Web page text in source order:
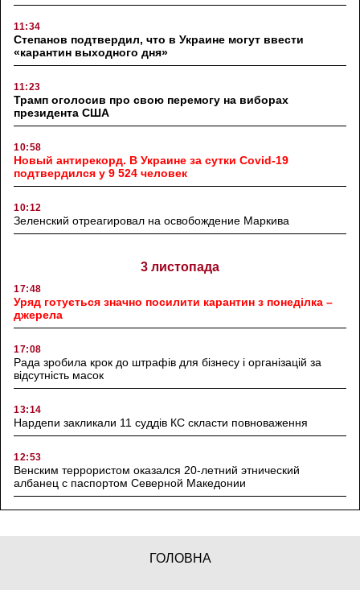
11:34
Степанов подтвердил, что в Украине могут ввести
«карантин выходного дня»
11:23
Трамп оголосив про свою перемогу на виборах
президента США
10:58
Новый антирекорд. В Украине за сутки Covid-19
подтвердился у 9 524 человек
10:12
Зеленский отреагировал на освобождение Маркива
3 листопада
17:48
Уряд готується значно посилити карантин з понеділка –
джерела
17:08
Рада зробила крок до штрафів для бізнесу і організацій за
відсутність масок
13:14
Нардепи закликали 11 суддів КС скласти повноваження
12:53
Венским террористом оказался 20-летний этнический
албанец с паспортом Северной Македонии
ГОЛОВНА